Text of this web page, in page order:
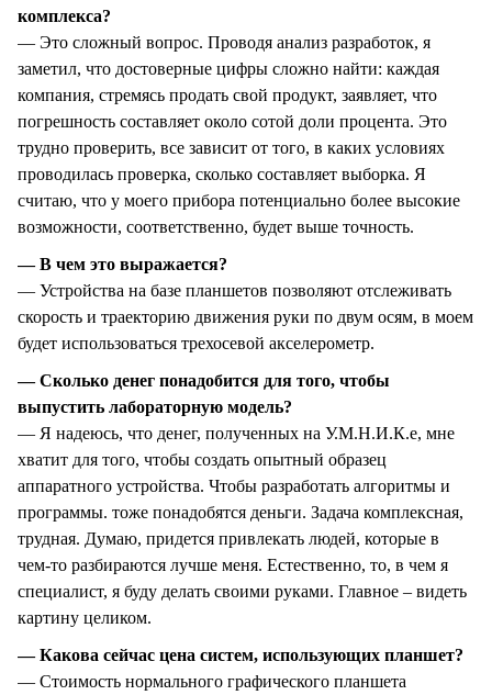
комплекса?
— Это сложный вопрос. Проводя анализ разработок, я
заметил, что достоверные цифры сложно найти: каждая
компания, стремясь продать свой продукт, заявляет, что
погрешность составляет около сотой доли процента. Это
трудно проверить, все зависит от того, в каких условиях
проводилась проверка, сколько составляет выборка. Я
считаю, что у моего прибора потенциально более высокие
возможности, соответственно, будет выше точность.
— В чем это выражается?
— Устройства на базе планшетов позволяют отслеживать
скорость и траекторию движения руки по двум осям, в моем
будет использоваться трехосевой акселерометр.
— Сколько денег понадобится для того, чтобы
выпустить лабораторную модель?
— Я надеюсь, что денег, полученных на У.М.Н.И.К.е, мне
хватит для того, чтобы создать опытный образец
аппаратного устройства. Чтобы разработать алгоритмы и
программы. тоже понадобятся деньги. Задача комплексная,
трудная. Думаю, придется привлекать людей, которые в
чем-то разбираются лучше меня. Естественно, то, в чем я
специалист, я буду делать своими руками. Главное – видеть
картину целиком.
— Какова сейчас цена систем, использующих планшет?
— Стоимость нормального графического планшета